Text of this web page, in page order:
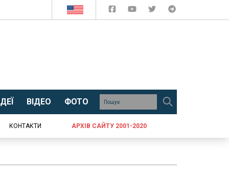
ВІДЕО ФОТО
КОНТАКТИ АРХІВ САЙТУ 2001-2020